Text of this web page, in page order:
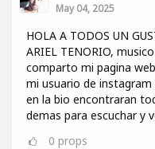
May 04, 2025
HOLA A TODOS UN
ARIEL TENORIO,
comparto mi pagina web
mi usuario de
en la bio encontraran
demas para escuchar y
0 props